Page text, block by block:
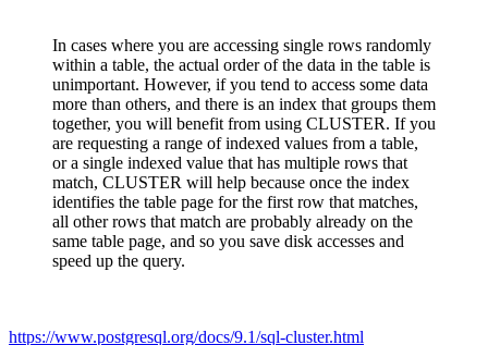
In cases where you are accessing single rows randomly
within a table, the actual order of the data in the table is
unimportant. However, if you tend to access some data
more than others, and there is an index that groups them
together, you will benefit from using CLUSTER. If you
are requesting a range of indexed values from a table,
or a single indexed value that has multiple rows that
match, CLUSTER will help because once the index
identifies the table page for the first row that matches,
all other rows that match are probably already on the
same table page, and so you save disk accesses and
speed up the query.
https://www.postgresql.org/docs/9.1/sql-cluster.html